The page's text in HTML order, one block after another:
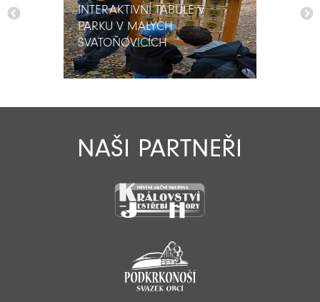
INTERAKTIVNÍ TABULE V
PARKU V MALÝCH
SVATOŇOVICÍCH
INTERAKTIVNÍ TABULE V
PARKU V MALÝCH
SVATOŇOVICÍCH
NAŠI PARTNEŘI